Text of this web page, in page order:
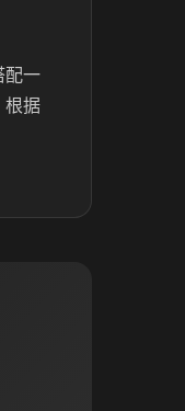
配一
根据